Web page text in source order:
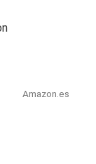
Amazon.es